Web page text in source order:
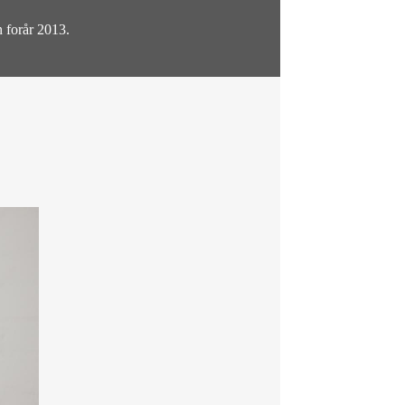
forår 2013.